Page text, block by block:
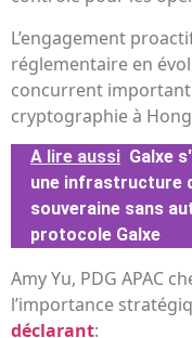
L’engagement
réglementaire en
concurrent
cryptographie à
A lire aussi Galxe
une infrastructure
souveraine sans
protocole Galxe
Amy Yu, PDG APAC
l’importance
déclarant: